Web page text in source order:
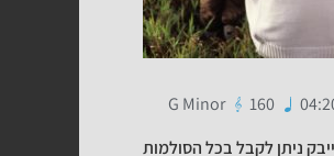
160
G Minor
ניתן לקבל בכל הסולמות